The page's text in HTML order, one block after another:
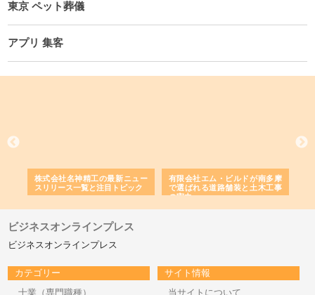
東京 ペット葬儀
アプリ 集客
株式会社名神精工の最新ニュー
スリリース一覧と注目トピック
有限会社エム・ビルドが南多摩
で選ばれる道路舗装と土木工事
の実力
ビジネスオンラインプレス
ビジネスオンラインプレス
カテゴリー
士業（専門職種）
サイト情報
当サイトについて